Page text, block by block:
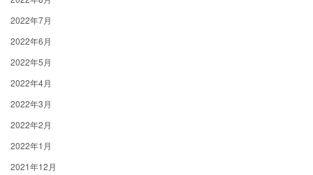
2022年7月
2022年6月
2022年5月
2022年4月
2022年3月
2022年2月
2022年1月
2021年12月